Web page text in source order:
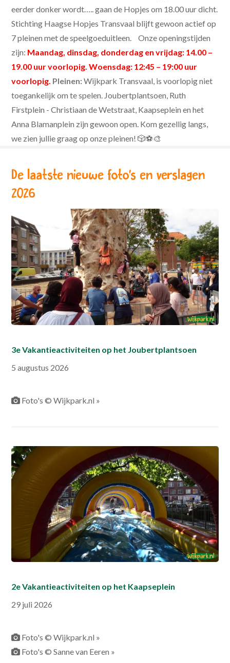
eerder donker wordt….. gaan de Hopjes om 18.00 uur dicht.
Stichting Haagse Hopjes Transvaal blijft gewoon actief op
7 pleinen met de speelgoeduitleen.
Onze openingstijden
zijn: Maandag, dinsdag, donderdag en vrijdag: 14.00 –
19.00 uur voorlopig. Woensdag: 12:45 – 19:00 uur
voorlopig. Pleinen:Wijkpark Transvaal, is voorlopig niet
toegankelijk om te spelen. Joubertplantsoen, Ruth
Firstplein - Christiaan de Wetstraat, Kaapseplein en het
Anna Blamanplein zijn gewoon open. Kom gezellig langs,
we zien jullie graag op onze pleinen! 🎲⚽🎨
De laatste nieuwe foto's en verslagen
2026
3e Vakantieactiviteiten op het Joubertplantsoen
5 augustus 2026
Foto's © Wijkpark.nl »
2e Vakantieactiviteiten op het Kaapseplein
29 juli 2026
Foto's © Wijkpark.nl »
Foto's © Sanne van Eeren »